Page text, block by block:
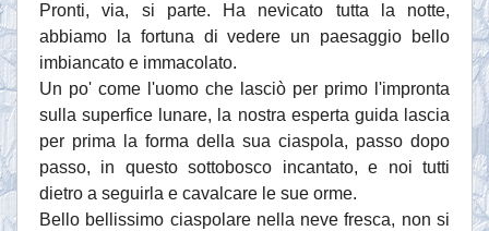
Pronti, via, si parte. Ha nevicato tutta la notte,
abbiamo la fortuna di vedere un paesaggio bello
imbiancato e immacolato.
Un po' come l'uomo che lasciò per primo l'impronta
sulla superfice lunare, la nostra esperta guida lascia
per prima la forma della sua ciaspola, passo dopo
passo, in questo sottobosco incantato, e noi tutti
dietro a seguirla e cavalcare le sue orme.
Bello bellissimo ciaspolare nella neve fresca, non si